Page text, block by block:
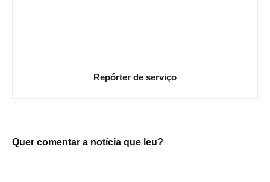
Repórter de serviço
Quer comentar a notícia que leu?